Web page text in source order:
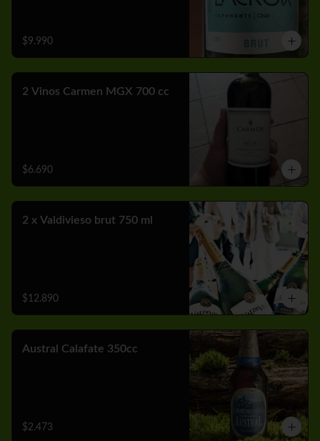
$9.990
2 Vinos Carmen MGX 700 cc
$6.690
2 x Valdivieso brut 750 ml
$12.890
Austral Calafate 350cc
$2.473